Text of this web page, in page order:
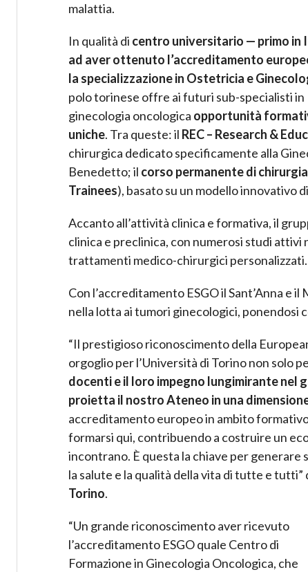
malattia.
In qualità di centro universitario — primo in
ad aver ottenuto l’accreditamento
la specializzazione in Ostetricia e
polo torinese offre ai futuri sub-specialisti in
ginecologia oncologica opportunità
uniche. Tra queste: il REC – Research &
chirurgica dedicato specificamente alla
Benedetto; il corso permanente di
Trainees), basato su un modello innovativo
Accanto all’attività clinica e formativa, il
clinica e preclinica, con numerosi studi attivi
trattamenti medico-chirurgici personalizzati.
Con l’accreditamento ESGO il Sant’Anna
nella lotta ai tumori ginecologici, ponendosi
“Il prestigioso riconoscimento della
orgoglio per l’Università di Torino non solo
docenti e il loro impegno lungimirante nel
proietta il nostro Ateneo in una
accreditamento europeo in ambito
formarsi qui, contribuendo a costruire un
incontrano. È questa la chiave per
la salute e la qualità della vita di tutte e tutti”
Torino.
“Un grande riconoscimento aver ricevuto
l’accreditamento ESGO quale Centro di
Formazione in Ginecologia Oncologica, che